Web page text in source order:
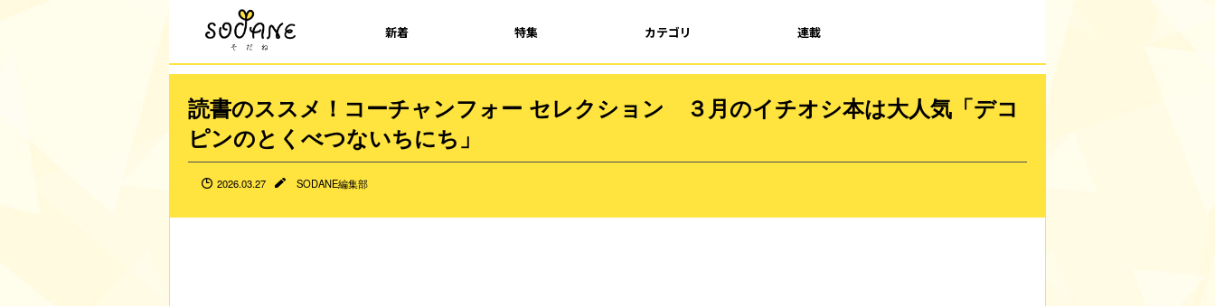
新着 特集 カテゴリ 連載
読書のススメ！コーチャンフォー セレクション ３月のイチオシ本は大人気「デコ
ピンのとくべつないちにち」
2026.03.27 SODANE編集部